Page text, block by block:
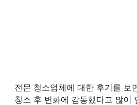
전문 청소업체에 대한 후기를 보
청소 후 변화에 감동했다고 많이